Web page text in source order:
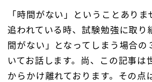
「時間がない」ということあり
追われている時、試験勉強に取り
間がない」となってしまう場合の
いてお話します。尚、この記事は
からかけ離れております。その点